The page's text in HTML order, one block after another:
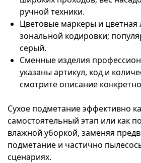
ручной техники.
Цветовые маркеры и цветная
зональной кодировки;
серый.
Сменные изделия
указаны артикул, код и
смотрите описание
Сухое подметание эффективно
самостоятельный этап или как
влажной уборкой, заменяя
подметание и частично
сценариях.